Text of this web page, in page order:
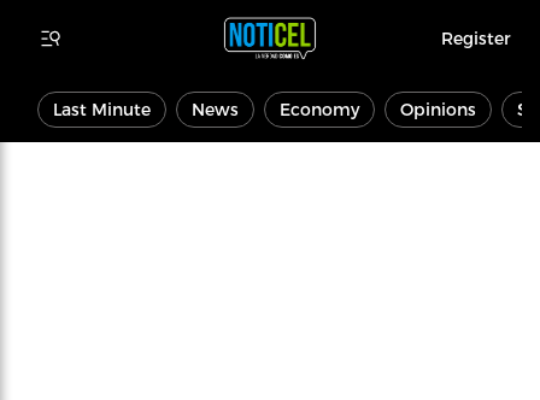
Register
Last Minute News Economy Opinions